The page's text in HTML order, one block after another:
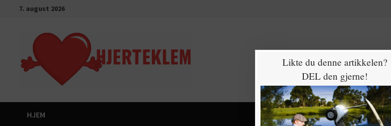
7. august 2026
HJEM
Likte du denne artikkelen?
DEL den gjerne!